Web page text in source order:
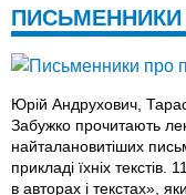
Юрій Андрухович,
Забужко прочитають
найталановитіших
прикладі їхніх текстів.
в авторах і текстах»,